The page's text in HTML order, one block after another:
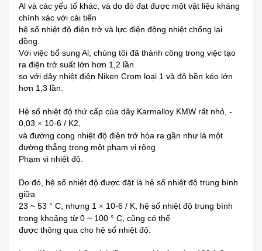
Al và các yếu tố khác, và do đó đạt được một vật liệu kháng
chính xác với cải tiến
hệ số nhiệt độ điện trở và lực điện động nhiệt chống lại
đồng.
Với việc bổ sung Al, chúng tôi đã thành công trong việc tạo
ra điện trở suất lớn hơn 1,2 lần
so với dây nhiệt điện Niken Crom loại 1 và độ bền kéo lớn
hơn 1,3 lần.
Hệ số nhiệt độ thứ cấp của dây Karmalloy KMW rất nhỏ, -
0,03 × 10-6 / K2,
và đường cong nhiệt độ điện trở hóa ra gần như là một
đường thẳng trong một phạm vi rộng
Phạm vi nhiệt độ.
Do đó, hệ số nhiệt độ được đặt là hệ số nhiệt độ trung bình
giữa
23 ~ 53 ° C, nhưng 1 × 10-6 / K, hệ số nhiệt độ trung bình
trong khoảng từ 0 ~ 100 ° C, cũng có thể
được thông qua cho hệ số nhiệt độ.